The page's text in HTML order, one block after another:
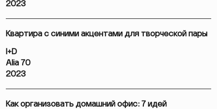
2023
Квартира с синими акцентами для творческой пары
I+D
Alia 70
2023
Как организовать домашний офис: 7 идей